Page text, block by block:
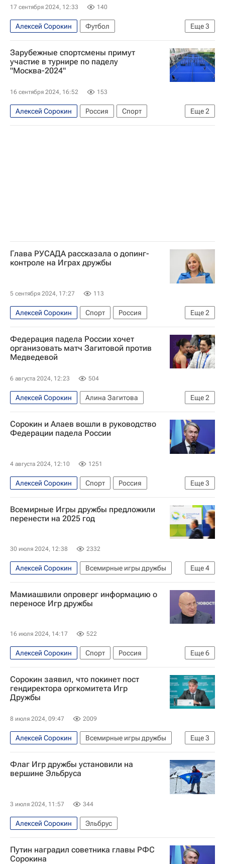
17 сентября 2024, 12:33 140
Еще3
Алексей Сорокин
Футбол
Александр Дюков
Российский футбольный союз (РФС)
Сборная России по футболу
Зарубежные спортсмены примут
участие в турнире по паделу
"Москва-2024"
16 сентября 2024, 16:52 153
Еще2
Алексей Сорокин Россия
Спорт
Европа
Южная Америка
Глава РУСАДА рассказала о допинг-
контроле на Играх дружбы
5 сентября 2024, 17:27 113
Еще2
Алексей Сорокин Спорт
Россия
Владимир Путин
БРИКС
Федерация падела России хочет
организовать матч Загитовой против
Медведевой
6 августа 2024, 12:23 504
Еще2
Алексей Сорокин
Алина Загитова
Евгения Медведева
Спорт
Сорокин и Алаев вошли в руководство
Федерации падела России
4 августа 2024, 12:10 1251
Еще3
Алексей Сорокин Спорт
Россия
Александр Алаев
Москва
Николай Писарев
Всемирные Игры дружбы предложили
перенести на 2025 год
30 июля 2024, 12:38 2332
Еще4
Алексей Сорокин
Всемирные игры дружбы
Спорт
Новосибирск
Максим Агапитов
Федерация тяжелой атлетики России (ФТАР)
Мамиашвили опроверг информацию о
переносе Игр дружбы
16 июля 2024, 14:17 522
Еще6
Алексей Сорокин Спорт
Россия
Москва
Екатеринбург
Максим Агапитов
Михаил Мамиашвили
Международный олимпийский комитет (МОК)
Всемирные игры дружбы
Сорокин заявил, что покинет пост
гендиректора оргкомитета Игр
Дружбы
8 июля 2024, 09:47 2009
Еще3
Алексей Сорокин
Всемирные игры дружбы
Екатеринбург
Москва Спорт
Флаг Игр дружбы установили на
вершине Эльбруса
3 июля 2024, 11:57 344
Алексей Сорокин Эльбрус
Путин наградил советника главы РФС
Сорокина